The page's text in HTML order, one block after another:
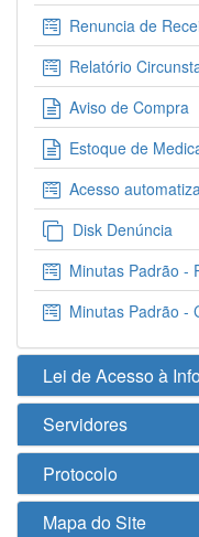
Renuncia de
Relatório
Aviso de Compra
Estoque de
Acesso
Disk Denúncia
Minutas Padrão -
Minutas Padrão -
Lei de Acesso à
Servidores
Protocolo
Mapa do Site